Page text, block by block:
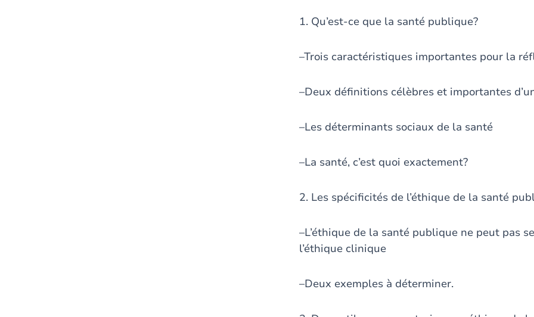
1. Qu’est-ce que la santé publique?
–Trois caractéristiques importantes pour la
–Deux définitions célèbres et importantes
–Les déterminants sociaux de la santé
–La santé, c’est quoi exactement?
2. Les spécificités de l’éthique de la santé
–L’éthique de la santé publique ne peut pas
l’éthique clinique
–Deux exemples à déterminer.